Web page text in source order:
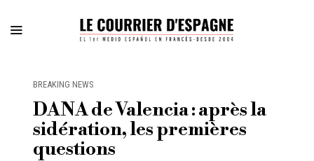
BREAKING NEWS
DANA de Valencia : après la
sidération, les premières
questions